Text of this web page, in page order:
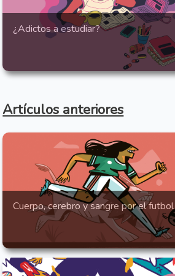
¿Adictos a estudiar?
Artículos anteriores
Cuerpo, cerebro y sangre por el futbol